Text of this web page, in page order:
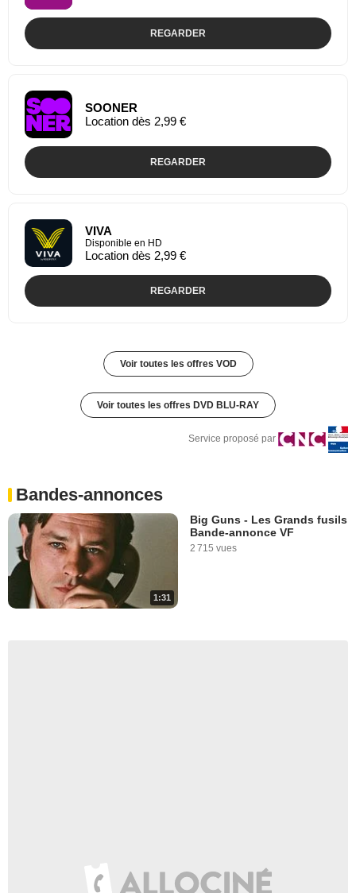
REGARDER
SOONER
Location dès 2,99 €
REGARDER
VIVA
Disponible en HD
Location dès 2,99 €
REGARDER
Voir toutes les offres VOD
Voir toutes les offres DVD BLU-RAY
Service proposé par
Bandes-annonces
1:31
Big Guns - Les Grands fusils
Bande-annonce VF
2 715 vues